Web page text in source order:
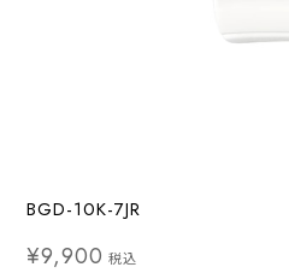
BGD-10K-7JR
¥9,900 税込